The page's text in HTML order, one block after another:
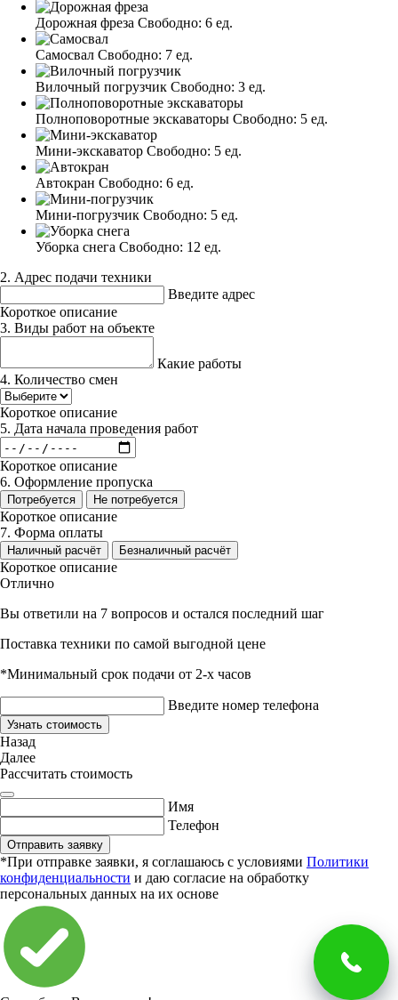
Дорожная фреза Свободно: 6 ед.
Самосвал Свободно: 7 ед.
Вилочный погрузчик Свободно: 3 ед.
Полноповоротные экскаваторы Свободно: 5 ед.
Мини-экскаватор Свободно: 5 ед.
Автокран Свободно: 6 ед.
Мини-погрузчик Свободно: 5 ед.
Уборка снега Свободно: 12 ед.
2. Адрес подачи техники
Введите адрес
Короткое описание
3. Виды работ на объекте
Какие работы
4. Количество смен
Короткое описание
5. Дата начала проведения работ
Короткое описание
6. Оформление пропуска
Потребуется Не потребуется
Короткое описание
7. Форма оплаты
Наличный расчёт Безналичный расчёт
Короткое описание
Отлично
Вы ответили на 7 вопросов и остался последний шаг
Поставка техники по самой выгодной цене
*Минимальный срок подачи от 2-х часов
Введите номер телефона
Узнать стоимость
Назад
Далее
Рассчитать стоимость
Имя
Телефон
Отправить заявку
*При отправке заявки, я соглашаюсь с условиями Политики
конфиденциальности и даю согласие на обработку
персональных данных на их основе